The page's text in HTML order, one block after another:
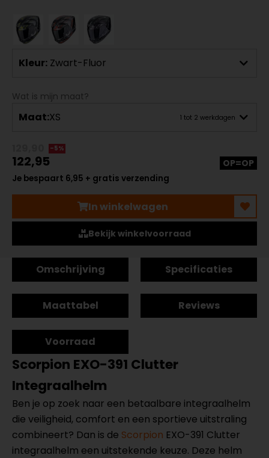
Kleur: Zwart-Fluor
Wat is mijn maat?
Maat:XS 1 tot 2 werkdagen
-5%
122,95
Je bespaart 6,95 + gratis verzending
OP=OP
In winkelwagen
Bekijk winkelvoorraad
Omschrijving Specificaties
Maattabel Reviews
Voorraad
Scorpion EXO-391 Clutter
Integraalhelm
Ben je op zoek naar een betaalbare integraalhelm
die veiligheid, comfort en een sportieve uitstraling
combineert? Dan is de Scorpion EXO-391 Clutter
integraalhelm een uitstekende keuze. Deze helm